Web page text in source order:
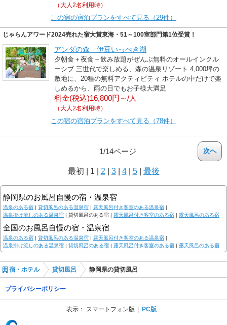
（大人2名利用時）
この宿の宿泊プランをすべて見る（29件）
じゃらんアワード2024売れた宿大賞東海・51～100室部門第1位受賞！
アンダの森 伊豆いっぺき湖
夕朝食＋夜食＋飲み放題がぜんぶ無料のオールインクル
ーシブ 三世代で楽しめる、森の温泉リゾート 4,000坪の
敷地に、20種の無料アクティビティ ホテルの中だけで楽
しめるから、雨の日でもお子様大満足
料金(税込)16,800円～/人
（大人2名利用時）
この宿の宿泊プランをすべて見る（78件）
次へ
1/14ページ
最初 1 2 3| 4| 5| 最後
静岡県のお風呂自慢の宿・温泉宿
温泉のある宿 | 貸切風呂のある温泉宿 | 露天風呂付き客室のある温泉宿 |
温泉掛け流しのある温泉宿 | 貸切風呂のある宿 | 露天風呂付き客室のある宿 | 露天風呂のある宿
全国のお風呂自慢の宿・温泉宿
温泉のある宿 | 貸切風呂のある温泉宿 | 露天風呂付き客室のある温泉宿 |
温泉掛け流しのある温泉宿 | 貸切風呂のある宿 | 露天風呂付き客室のある宿 | 露天風呂のある宿
宿・ホテル 貸切風呂 静岡県の貸切風呂
プライバシーポリシー
表示： スマートフォン版 PC版